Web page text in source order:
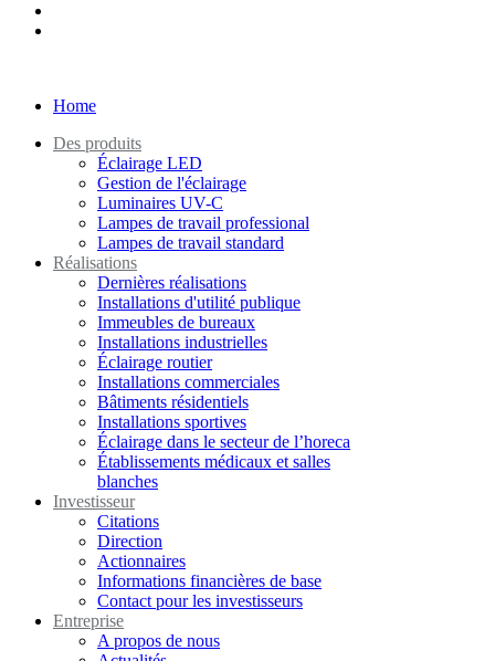
Home
Des produits
Éclairage LED
Gestion de l'éclairage
Luminaires UV-C
Lampes de travail professional
Lampes de travail standard
Réalisations
Dernières réalisations
Installations d'utilité publique
Immeubles de bureaux
Installations industrielles
Éclairage routier
Installations commerciales
Bâtiments résidentiels
Installations sportives
Éclairage dans le secteur de l’horeca
Établissements médicaux et salles
blanches
Investisseur
Citations
Direction
Actionnaires
Informations financières de base
Contact pour les investisseurs
Entreprise
A propos de nous